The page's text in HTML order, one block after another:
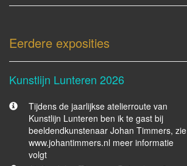
Eerdere exposities
Kunstlijn Lunteren 2026
Tijdens de jaarlijkse atelierroute van
Kunstlijn Lunteren ben ik te gast bij
beeldendkunstenaar Johan Timmers, zie
www.johantimmers.nl meer informatie
volgt